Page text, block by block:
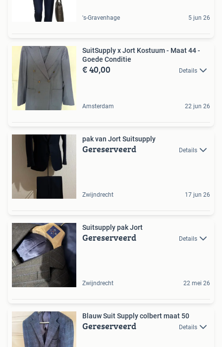
's-Gravenhage 5 jun 26
SuitSupply x Jort Kostuum - Maat 44 -
Goede Conditie
€ 40,00 Details
Amsterdam 22 jun 26
pak van Jort Suitsupply
Gereserveerd Details
Zwijndrecht 17 jun 26
Suitsupply pak Jort
Gereserveerd Details
Zwijndrecht 22 mei 26
Blauw Suit Supply colbert maat 50
Gereserveerd Details